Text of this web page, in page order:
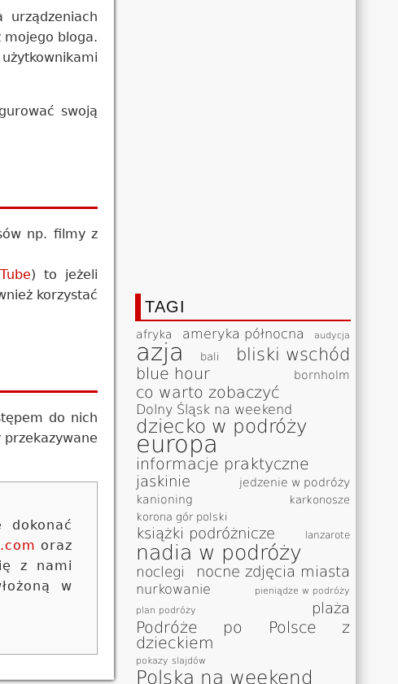
mojego bloga.
swoją
np. filmy z
) to jeżeli
korzystać
do nich
dokonać
oraz
z nami
w
TAGI
afryka ameryka północna audycja
azja bali bliski wschód
blue hour bornholm
co warto zobaczyć
Dolny Śląsk na weekend
dziecko w podróży
europa
informacje praktyczne
jaskinie
jedzenie w podróży
kanioning
karkonosze
korona gór polski
książki podróżnicze lanzarote
nadia w podróży
noclegi nocne zdjęcia miasta
nurkowanie
pieniądze w podróży
plan podróży
plaża
Podróże po Polsce z
dzieckiem
pokazy slajdów
Polska na weekend